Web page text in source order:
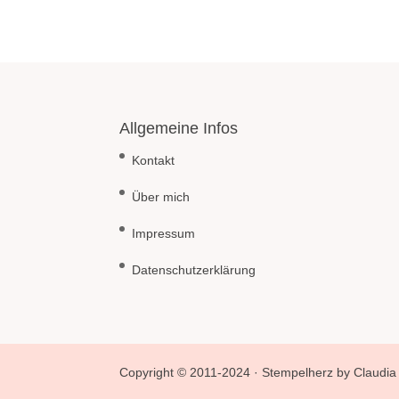
Allgemeine Infos
Kontakt
Über mich
Impressum
Datenschutzerklärung
Copyright © 2011-2024 · Stempelherz by